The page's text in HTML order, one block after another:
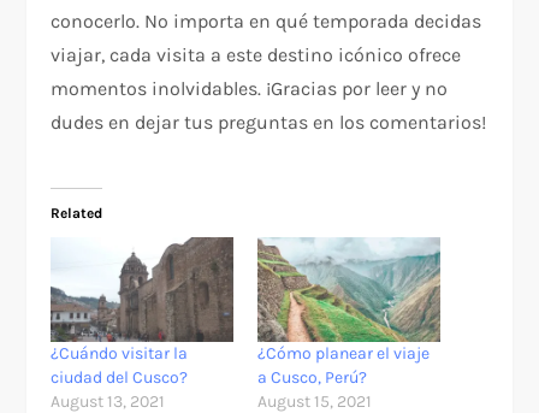
conocerlo. No importa en qué temporada decidas
viajar, cada visita a este destino icónico ofrece
momentos inolvidables. ¡Gracias por leer y no
dudes en dejar tus preguntas en los comentarios!
Related
¿Cuándo visitar la
ciudad del Cusco?
August 13, 2021
¿Cómo planear el viaje
a Cusco, Perú?
August 15, 2021